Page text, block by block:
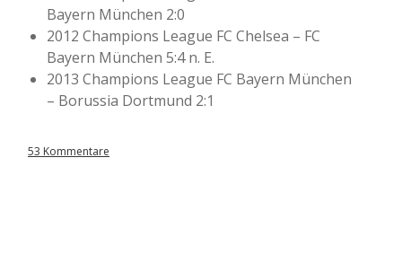
Bayern München 2:0
2012 Champions League FC Chelsea – FC
Bayern München 5:4 n. E.
2013 Champions League FC Bayern München
– Borussia Dortmund 2:1
53 Kommentare